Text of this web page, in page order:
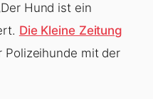
Hund ist ein
Die Kleine Zeitung
Polizeihunde mit der